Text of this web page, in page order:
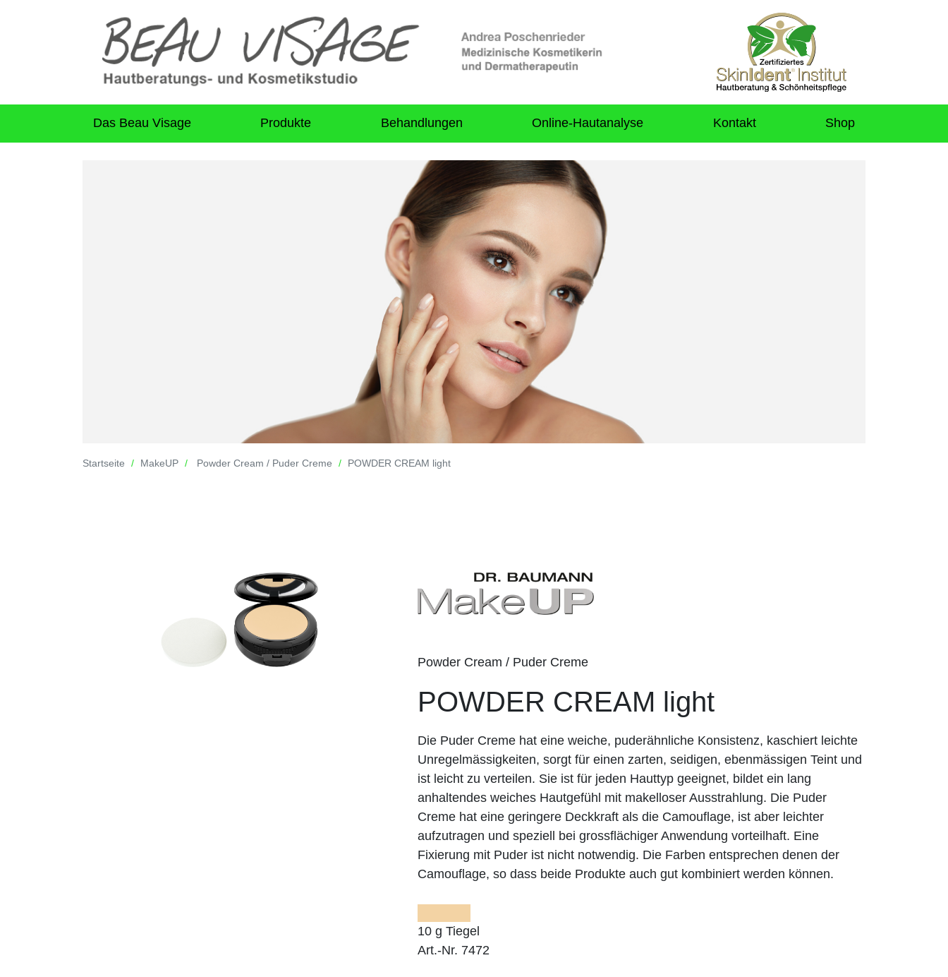
Das Beau Visage Produkte Behandlungen Online-Hautanalyse Kontakt Shop
Startseite MakeUP Powder Cream / Puder Creme POWDER CREAM light
Powder Cream / Puder Creme
POWDER CREAM light
Die Puder Creme hat eine weiche, puderähnliche Konsistenz, kaschiert leichte
Unregelmässigkeiten, sorgt für einen zarten, seidigen, ebenmässigen Teint und
ist leicht zu verteilen. Sie ist für jeden Hauttyp geeignet, bildet ein lang
anhaltendes weiches Hautgefühl mit makelloser Ausstrahlung. Die Puder
Creme hat eine geringere Deckkraft als die Camouflage, ist aber leichter
aufzutragen und speziell bei grossflächiger Anwendung vorteilhaft. Eine
Fixierung mit Puder ist nicht notwendig. Die Farben entsprechen denen der
Camouflage, so dass beide Produkte auch gut kombiniert werden können.
10 g Tiegel
Art.-Nr. 7472